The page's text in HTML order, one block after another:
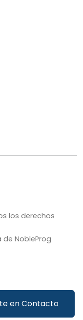
en Contacto
los derechos
NobleProg